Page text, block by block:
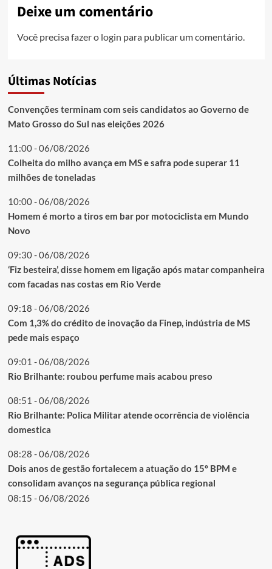
Deixe um comentário
Você precisa fazer o login para publicar um comentário.
Últimas Notícias
Convenções terminam com seis candidatos ao Governo de
Mato Grosso do Sul nas eleições 2026
11:00 - 06/08/2026
Colheita do milho avança em MS e safra pode superar 11
milhões de toneladas
10:00 - 06/08/2026
Homem é morto a tiros em bar por motociclista em Mundo
Novo
09:30 - 06/08/2026
‘Fiz besteira’, disse homem em ligação após matar companheira
com facadas nas costas em Rio Verde
09:18 - 06/08/2026
Com 1,3% do crédito de inovação da Finep, indústria de MS
pede mais espaço
09:01 - 06/08/2026
Rio Brilhante: roubou perfume mais acabou preso
08:51 - 06/08/2026
Rio Brilhante: Polica Militar atende ocorrência de violência
domestica
08:28 - 06/08/2026
Dois anos de gestão fortalecem a atuação do 15º BPM e
consolidam avanços na segurança pública regional
08:15 - 06/08/2026